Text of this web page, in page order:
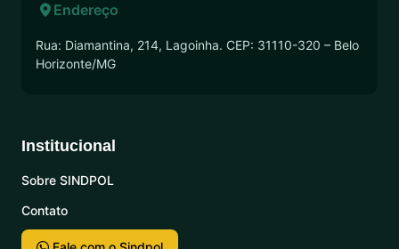
Endereço
Rua: Diamantina, 214, Lagoinha. CEP: 31110-320 – Belo
Horizonte/MG
Institucional
Sobre SINDPOL
Contato